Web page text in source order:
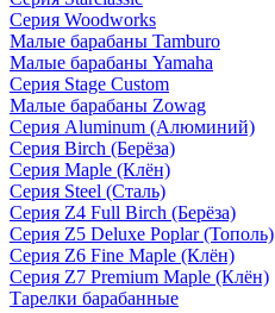
Серия Woodworks
Малые барабаны Tamburo
Малые барабаны Yamaha
Серия Stage Custom
Малые барабаны Zowag
Серия Aluminum (Алюминий)
Серия Birch (Берёза)
Серия Maple (Клён)
Серия Steel (Сталь)
Серия Z4 Full Birch (Берёза)
Серия Z5 Deluxe Poplar (Тополь)
Серия Z6 Fine Maple (Клён)
Серия Z7 Premium Maple (Клён)
Тарелки барабанные